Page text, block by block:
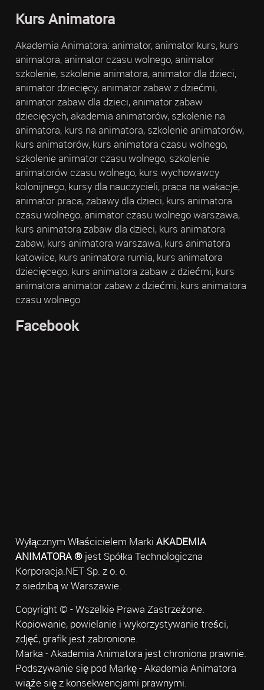
Kurs Animatora
Akademia Animatora: animator, animator kurs, kurs
animatora, animator czasu wolnego, animator
szkolenie, szkolenie animatora, animator dla dzieci,
animator dziecięcy, animator zabaw z dziećmi,
animator zabaw dla dzieci, animator zabaw
dziecięcych, akademia animatorów, szkolenie na
animatora, kurs na animatora, szkolenie animatorów,
kurs animatorów, kurs animatora czasu wolnego,
szkolenie animator czasu wolnego, szkolenie
animatorów czasu wolnego, kurs wychowawcy
kolonijnego, kursy dla nauczycieli, praca na wakacje,
animator praca, zabawy dla dzieci, kurs animatora
czasu wolnego, animator czasu wolnego warszawa,
kurs animatora zabaw dla dzieci, kurs animatora
zabaw, kurs animatora warszawa, kurs animatora
katowice, kurs animatora rumia, kurs animatora
dziecięcego, kurs animatora zabaw z dziećmi, kurs
animatora animator zabaw z dziećmi, kurs animatora
czasu wolnego
Facebook
Wyłącznym Właścicielem Marki AKADEMIA
ANIMATORA ®jest Spółka Technologiczna
Korporacja.NET Sp. z o. o.
z siedzibą w Warszawie.
Copyright © - Wszelkie Prawa Zastrzeżone.
Kopiowanie, powielanie i wykorzystywanie treści,
zdjęć, grafik jest zabronione.
Marka - Akademia Animatora jest chroniona prawnie.
Podszywanie się pod Markę - Akademia Animatora
wiąże się z konsekwencjami prawnymi.